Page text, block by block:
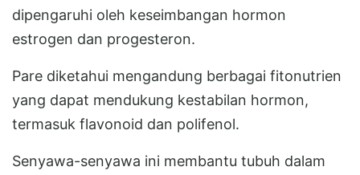
dipengaruhi oleh keseimbangan hormon
estrogen dan progesteron.
Pare diketahui mengandung berbagai fitonutrien
yang dapat mendukung kestabilan hormon,
termasuk flavonoid dan polifenol.
Senyawa-senyawa ini membantu tubuh dalam